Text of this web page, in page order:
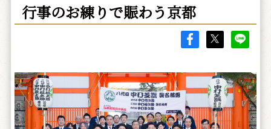
行事のお練りで賑わう京都